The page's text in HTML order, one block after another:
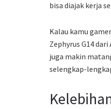
bisa diajak kerja
Kalau kamu
Zephyrus G14
juga makin
selengkap-